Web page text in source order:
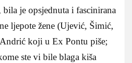
je opsjednuta i fascinirana
ljepote žene (Ujević, Šimić,
koji u Ex Pontu piše;
ste vi bile blaga kiša